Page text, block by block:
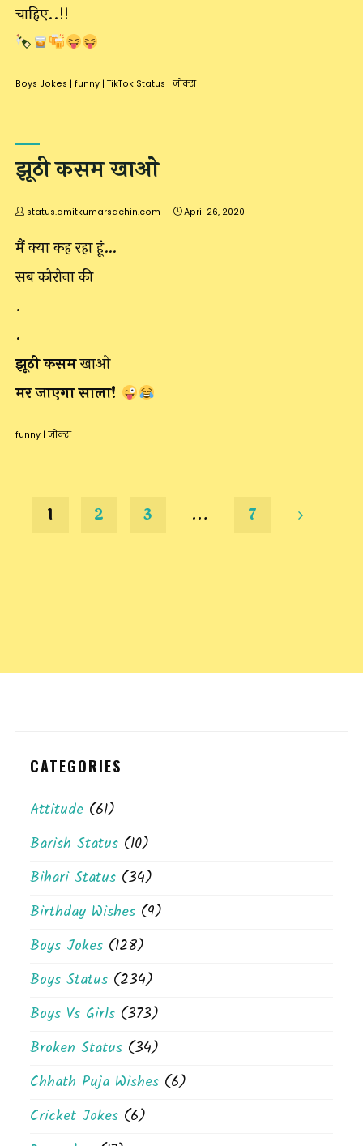
चाहिए..!!
Boys Jokes | funny | TikTok Status | जोक्स
झूठी कसम खाओ
status.amitkumarsachin.com April 26, 2020
मैं क्या कह रहा हूं…
सब कोरोना की
.
.
झूठी कसमखाओ
मर जाएगा साला!
funny | जोक्स
1 2 3 … 7
CATEGORIES
Attitude (61)
Barish Status (10)
Bihari Status (34)
Birthday Wishes (9)
Boys Jokes (128)
Boys Status (234)
Boys Vs Girls (373)
Broken Status (34)
Chhath Puja Wishes (6)
Cricket Jokes (6)